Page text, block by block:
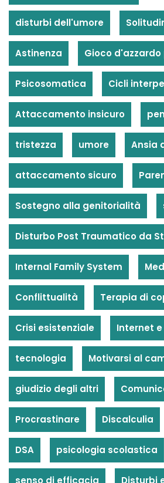
disturbi dell'umore
Astinenza Gioco
Psicosomatica Cicli
Attaccamento insicuro
tristezza umore Ansia
attaccamento sicuro
Sostegno alla genitorialità
Disturbo Post Traumatico da
Internal Family System
Conflittualità Terapia di
Crisi esistenziale Internet
tecnologia Motivarsi al
giudizio degli altri
Procrastinare Discalculia
DSA psicologia scolastica